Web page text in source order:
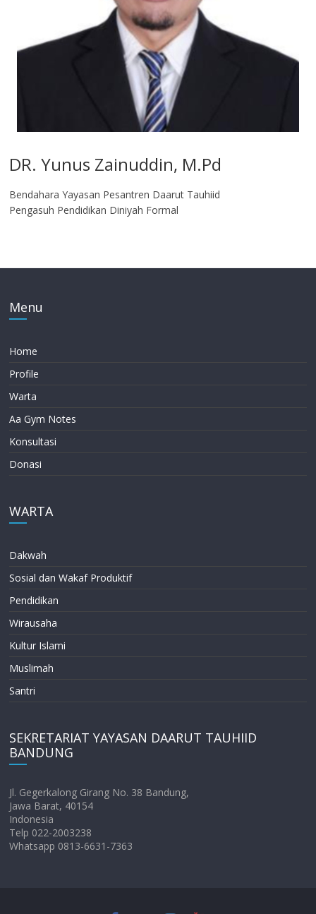
DR. Yunus Zainuddin, M.Pd
Bendahara Yayasan Pesantren Daarut Tauhiid
Pengasuh Pendidikan Diniyah Formal
Menu
Home
Profile
Warta
Aa Gym Notes
Konsultasi
Donasi
WARTA
Dakwah
Sosial dan Wakaf Produktif
Pendidikan
Wirausaha
Kultur Islami
Muslimah
Santri
SEKRETARIAT YAYASAN DAARUT TAUHIID
BANDUNG
Jl. Gegerkalong Girang No. 38 Bandung,
Jawa Barat, 40154
Indonesia
Telp 022-2003238
Whatsapp 0813-6631-7363